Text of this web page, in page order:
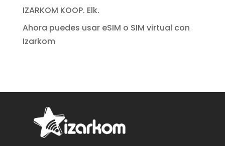
IZARKOM KOOP. Elk.
Ahora puedes usar eSIM o SIM virtual con
Izarkom